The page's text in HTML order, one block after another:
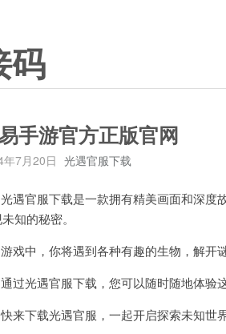
码
手游官方正版官网
年7月20日 光遇官服下载
官服下载是一款拥有精美画面和深度
知的秘密。
中，你将遇到各种有趣的生物，解开谜
光遇官服下载，您可以随时随地体验这
下载光遇官服，一起开启探索未知世界